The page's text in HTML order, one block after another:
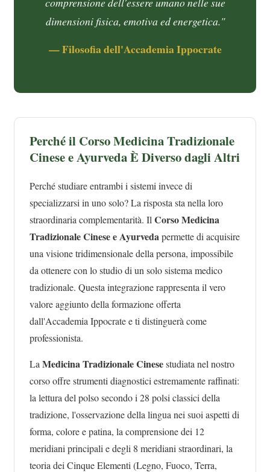
dimensioni fisica, emotiva ed energetica."
— Filosofia dell'Accademia Ippocrate
Perché il Corso Medicina Tradizionale
Cinese e Ayurveda È Diverso dagli Altri
Perché studiare entrambi i sistemi invece di
specializzarsi in uno solo? La risposta sta nella loro
straordinaria complementarità. Il Corso Medicina
Tradizionale Cinese e Ayurvedapermette di acquisire
una visione tridimensionale della persona, impossibile
da ottenere con lo studio di un solo sistema medico
tradizionale. Questa integrazione rappresenta il vero
valore aggiunto della formazione offerta
dall'Accademia Ippocrate e ti distinguerà come
professionista.
La Medicina Tradizionale Cinesestudiata nel nostro
corso offre strumenti diagnostici estremamente raffinati:
la lettura del polso secondo i 28 polsi classici della
tradizione, l'osservazione della lingua nei suoi aspetti di
forma, colore e patina, la comprensione dei 12
meridiani principali e degli 8 meridiani straordinari, la
teoria dei Cinque Elementi (Legno, Fuoco, Terra,